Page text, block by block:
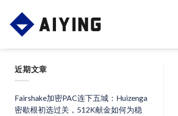
content
近期文章
Fairshake加密PAC连下五城：Huizenga
密歇根初选过关，512K献金如何为稳